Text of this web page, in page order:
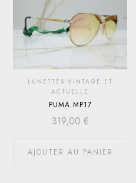
LUNETTES VINTAGE ET
ACTUELLE
PUMA MP17
319,00 €
AJOUTER AU PANIER